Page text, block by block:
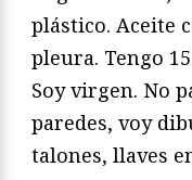
plástico. Aceite
pleura. Tengo
Soy virgen. No
paredes, voy
talones, llaves